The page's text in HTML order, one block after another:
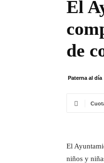
El
de
Paterna al día
El
niños y